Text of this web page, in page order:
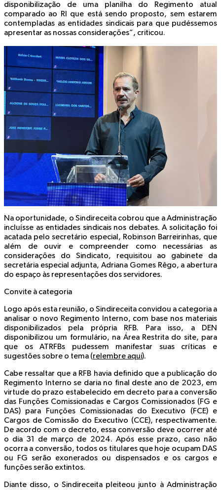
disponibilização de uma planilha do Regimento atual
comparado ao RI que está sendo proposto, sem estarem
contempladas as entidades sindicais para que pudéssemos
apresentar as nossas considerações”, criticou.
Na oportunidade, o Sindireceita cobrou que a Administração
incluísse as entidades sindicais nos debates. A solicitação foi
acatada pelo secretário especial, Robinson Barreirinhas, que
além de ouvir e compreender como necessárias as
considerações do Sindicato, requisitou ao gabinete da
secretária especial adjunta, Adriana Gomes Rêgo, a abertura
do espaço às representações dos servidores.
Convite à categoria
Logo após esta reunião, o Sindireceita convidou a categoria a
analisar o novo Regimento Interno, com base nos materiais
disponibilizados pela própria RFB. Para isso, a DEN
disponibilizou um formulário, na Área Restrita do site, para
que os ATRFBs pudessem manifestar suas críticas e
sugestões sobre o tema (relembre aqui).
Cabe ressaltar que a RFB havia definido que a publicação do
Regimento Interno se daria no final deste ano de 2023, em
virtude do prazo estabelecido em decreto para a conversão
das Funções Comissionadas e Cargos Comissionados (FG e
DAS) para Funções Comissionadas do Executivo (FCE) e
Cargos de Comissão do Executivo (CCE), respectivamente.
De acordo com o decreto, essa conversão deve ocorrer até
o dia 31 de março de 2024. Após esse prazo, caso não
ocorra a conversão, todos os titulares que hoje ocupam DAS
ou FG serão exonerados ou dispensados e os cargos e
funções serão extintos.
Diante disso, o Sindireceita pleiteou junto à Administração